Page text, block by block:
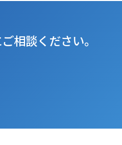
相談ください。